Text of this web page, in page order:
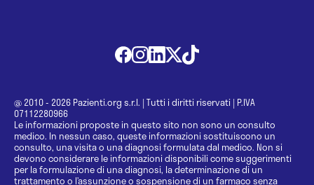
@ 2010 - 2026 Pazienti.org s.r.l. | Tutti i diritti riservati | P.IVA
07112280966
Le informazioni proposte in questo sito non sono un consulto
medico. In nessun caso, queste informazioni sostituiscono un
consulto, una visita o una diagnosi formulata dal medico. Non si
devono considerare le informazioni disponibili come suggerimenti
per la formulazione di una diagnosi, la determinazione di un
trattamento o l’assunzione o sospensione di un farmaco senza